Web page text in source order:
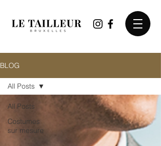
BLOG
All Posts
Costumes
sur mesure
All Posts